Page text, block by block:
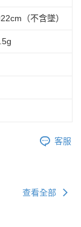
（不含墜）
客服
查看全部